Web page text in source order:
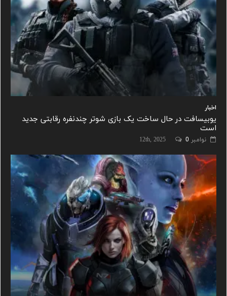
اخبار
یوبیسافت در حال ساخت یک بازی شوتر چندنفره رقابتی جدید
است
نوامبر 12th, 2025 0